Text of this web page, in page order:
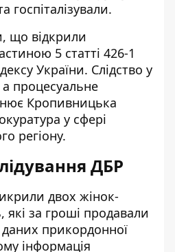
госпіталізували.
що відкрили
5 статті 426-1
України. Слідство у
а процесуальне
Кропивницька
у сфері
регіону.
ДБР
двох жінок-
, які за гроші продавали
прикордонної
інформація